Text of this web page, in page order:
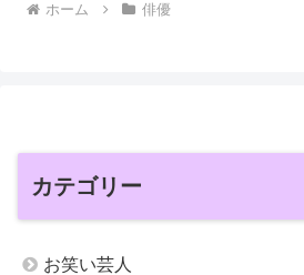
ホーム 俳優
カテゴリー
お笑い芸人